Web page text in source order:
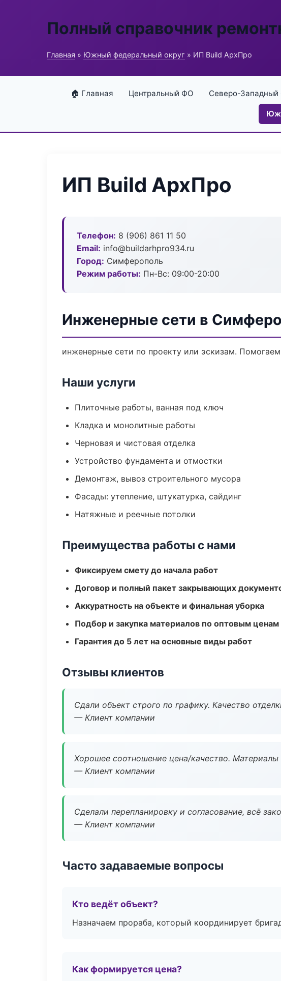
Полный справочник
Главная » Южный федеральный округ » ИП Build АрхПро
🏠 Главная Центральный ФО Северо-
ИП Build АрхПро
Телефон: 8 (906) 861 11 50
Email: info@buildarhpro934.ru
Город: Симферополь
Режим работы: Пн-Вс: 09:00-20:00
Инженерные сети в
инженерные сети по проекту или эскизам.
Наши услуги
Плиточные работы, ванная под ключ
Кладка и монолитные работы
Черновая и чистовая отделка
Устройство фундамента и отмостки
Демонтаж, вывоз строительного мусора
Фасады: утепление, штукатурка, сайдинг
Натяжные и реечные потолки
Преимущества работы с нами
Фиксируем смету до начала работ
Договор и полный пакет закрывающих
Аккуратность на объекте и финальная уборка
Подбор и закупка материалов по оптовым ценам
Гарантия до 5 лет на основные виды работ
Отзывы клиентов
Сдали объект строго по графику. Качество
— Клиент компании
Хорошее соотношение цена/качество.
— Клиент компании
Сделали перепланировку и согласование, всё
— Клиент компании
Часто задаваемые вопросы
Кто ведёт объект?
Назначаем прораба, который координирует
Как формируется цена?